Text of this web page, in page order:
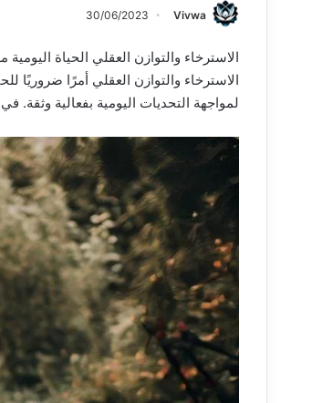
Vivwa
30/06/2023
الاسترخاء والتوازن العقلي الحياة
الاسترخاء والتوازن العقلي أمرًا ضروريًا
لمواجهة التحديات اليومية بفعالية وثقة.